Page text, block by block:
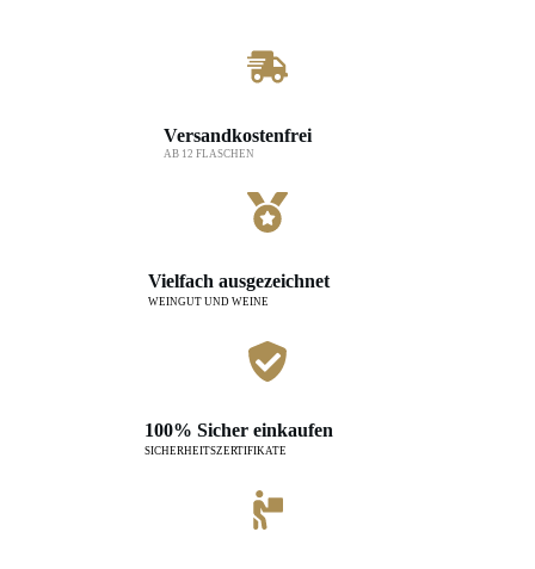
Versandkostenfrei
AB 12 FLASCHEN
Vielfach ausgezeichnet
WEINGUT UND WEINE
100% Sicher einkaufen
SICHERHEITSZERTIFIKATE